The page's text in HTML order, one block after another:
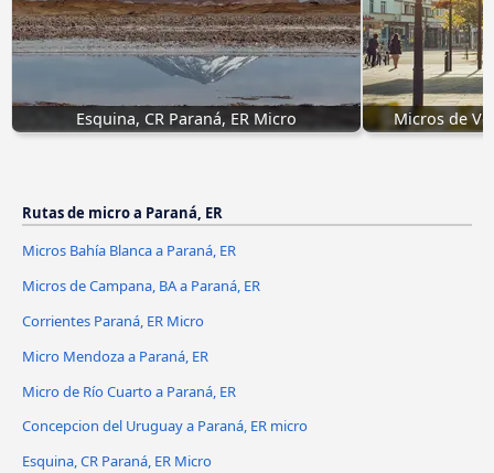
Esquina, CR Paraná, ER Micro Micros de
Rutas de micro a Paraná, ER
Micros Bahía Blanca a Paraná, ER
Micros de Campana, BA a Paraná, ER
Corrientes Paraná, ER Micro
Micro Mendoza a Paraná, ER
Micro de Río Cuarto a Paraná, ER
Concepcion del Uruguay a Paraná, ER micro
Esquina, CR Paraná, ER Micro